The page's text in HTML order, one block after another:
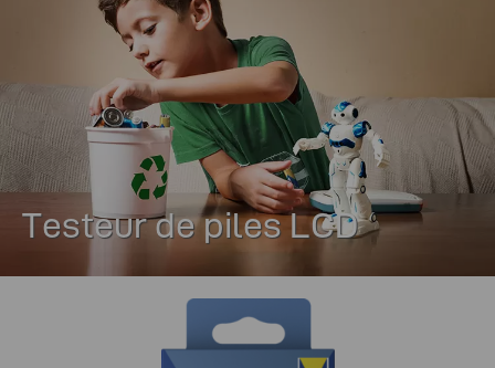
Testeur de piles LCD